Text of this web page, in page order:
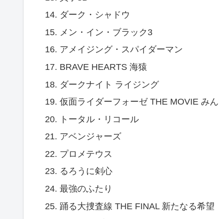
ダーク・シャドウ
メン・イン・ブラック3
アメイジング・スパイダーマン
BRAVE HEARTS 海猿
ダークナイト ライジング
仮面ライダーフォーゼ THE MOVIE み
トータル・リコール
アベンジャーズ
プロメテウス
るろうに剣心
最強のふたり
踊る大捜査線 THE FINAL 新たなる希望